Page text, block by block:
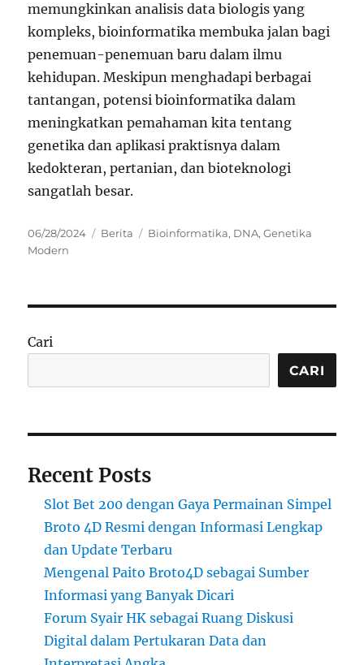
memungkinkan analisis data biologis yang
kompleks, bioinformatika membuka jalan bagi
penemuan-penemuan baru dalam ilmu
kehidupan. Meskipun menghadapi berbagai
tantangan, potensi bioinformatika dalam
meningkatkan pemahaman kita tentang
genetika dan aplikasi praktisnya dalam
kedokteran, pertanian, dan bioteknologi
sangatlah besar.
Posted
on
06/28/2024 Categories
Berita Tags
Bioinformatika, DNA,Genetika
Modern
Cari
CARI
Recent Posts
Slot Bet 200 dengan Gaya Permainan Simpel
Broto 4D Resmi dengan Informasi Lengkap
dan Update Terbaru
Mengenal Paito Broto4D sebagai Sumber
Informasi yang Banyak Dicari
Forum Syair HK sebagai Ruang Diskusi
Digital dalam Pertukaran Data dan